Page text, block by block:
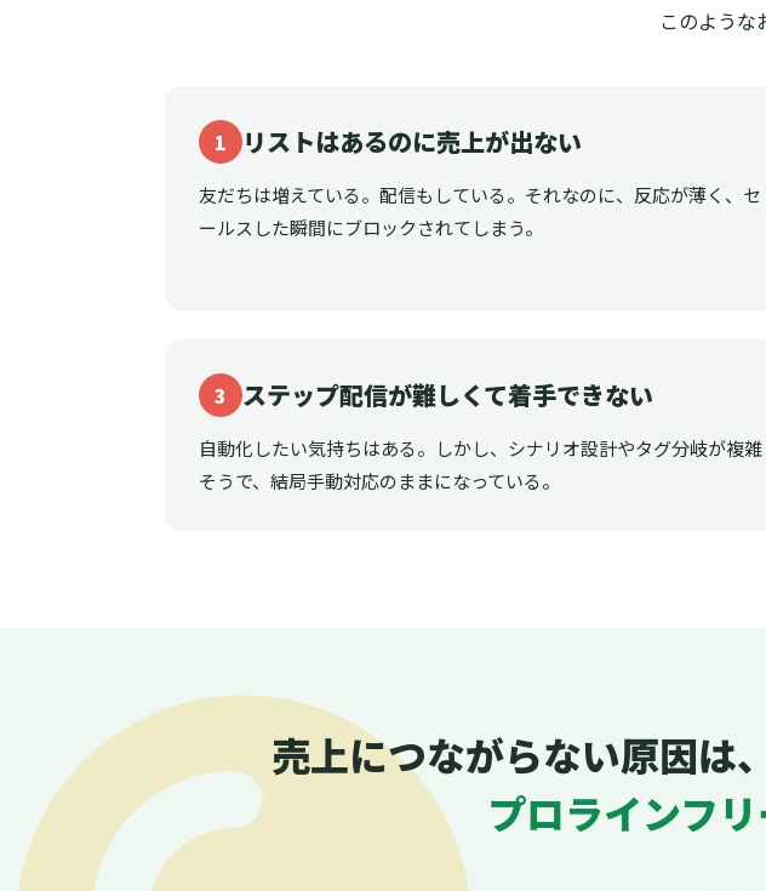
このような
1 リストはあるのに売上が出ない
友だちは増えている。配信もしている。それなのに、反応が薄く、セ
ールスした瞬間にブロックされてしまう。
3 ステップ配信が難しくて着手できない
自動化したい気持ちはある。しかし、シナリオ設計やタグ分岐が複雑
そうで、結局手動対応のままになっている。
売上につながらない原因は
プロラインフリ